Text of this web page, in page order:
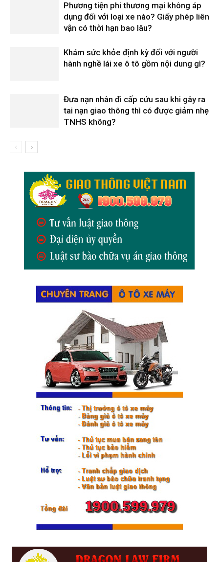
Phương tiện phi thương mại không áp
dụng đối với loại xe nào? Giấy phép liên
vận có thời hạn bao lâu?
Khám sức khỏe định kỳ đối với người
hành nghề lái xe ô tô gồm nội dung gì?
Đưa nạn nhân đi cấp cứu sau khi gây ra
tai nạn giao thông thì có được giảm nhẹ
TNHS không?